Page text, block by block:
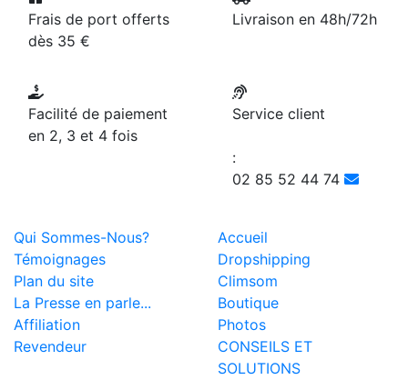
Frais de port offerts
dès 35 €
Livraison en 48h/72h
Facilité de paiement
en 2, 3 et 4 fois
Service client
:
02 85 52 44 74
Qui Sommes-Nous?
Accueil
Témoignages
Dropshipping
Plan du site
Climsom
La Presse en parle...
Boutique
Affiliation
Photos
Revendeur
CONSEILS ET
SOLUTIONS